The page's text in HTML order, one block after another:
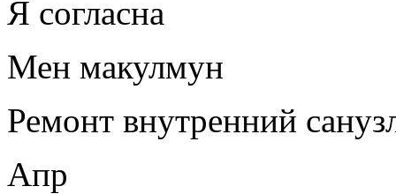
Я согласна
Мен макулмун
Ремонт внутренний
Апр